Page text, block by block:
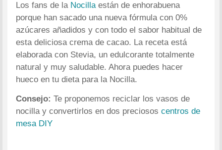
Los fans de laNocillaestán de enhorabuena
porque han sacado una nueva fórmula con 0%
azúcares añadidos y con todo el sabor habitual de
esta deliciosa crema de cacao. La receta está
elaborada con Stevia, un edulcorante totalmente
natural y muy saludable. Ahora puedes hacer
hueco en tu dieta para la Nocilla.
Consejo: Te proponemos reciclar los vasos de
nocilla y convertirlos en dos preciosos centros de
mesa DIY